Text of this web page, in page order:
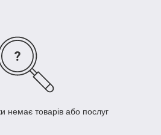
немає товарів або послуг